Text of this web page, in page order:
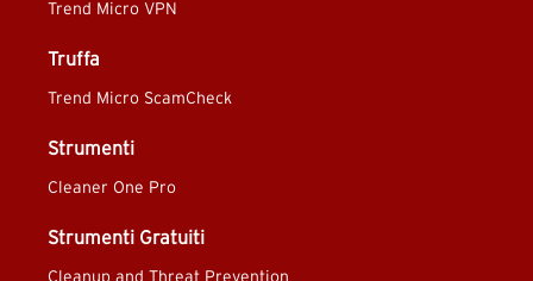
Trend Micro VPN
Truffa
Trend Micro ScamCheck
Strumenti
Cleaner One Pro
Strumenti Gratuiti
Cleanup and Threat Prevention